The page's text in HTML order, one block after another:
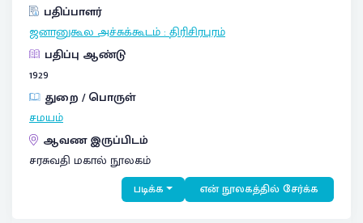
பதிப்பாளர்
ஜனானுகூல அச்சுக்கூடம்:திரிசிரபுரம்
பதிப்பு ஆண்டு
1929
துறை / பொருள்
சமயம்
ஆவண இருப்பிடம்
சரசுவதி மகால் நூலகம்
படிக்க என் நூலகத்தில் சேர்க்க